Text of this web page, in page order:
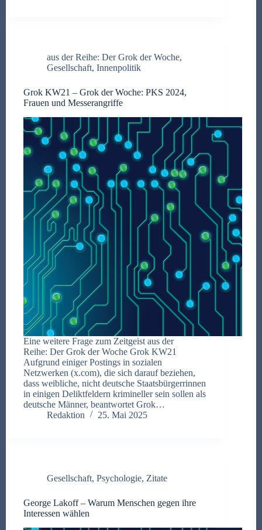
aus der Reihe: Der Grok der Woche,
Gesellschaft, Innenpolitik
Grok KW21 – Grok der Woche: PKS 2024,
Frauen und Messerangriffe
Eine weitere Frage zum Zeitgeist aus der
Reihe: Der Grok der Woche Grok KW21
Aufgrund einiger Postings in sozialen
Netzwerken (x.com), die sich darauf beziehen,
dass weibliche, nicht deutsche Staatsbürgerrinnen
in einigen Deliktfeldern krimineller sein sollen als
deutsche Männer, beantwortet Grok…
Redaktion
25. Mai 2025
Gesellschaft, Psychologie, Zitate
George Lakoff – Warum Menschen gegen ihre
Interessen wählen